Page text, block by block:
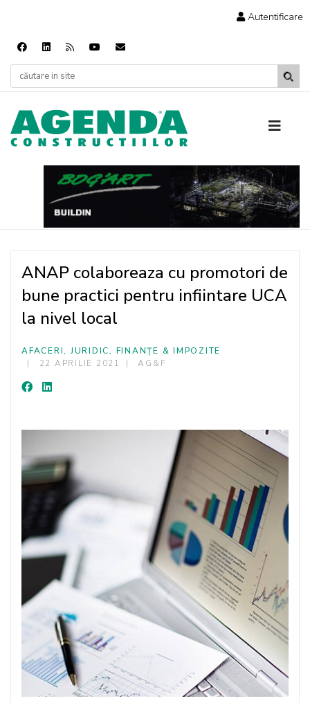
Autentificare
ANAP colaboreaza cu promotori de
bune practici pentru infiintare UCA
la nivel local
AFACERI, JURIDIC, FINANȚE & IMPOZITE
22 APRILIE 2021
AG&F